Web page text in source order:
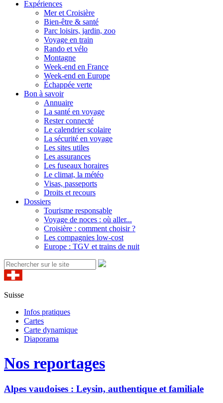
Expériences
Mer et Croisière
Bien-être & santé
Parc loisirs, jardin, zoo
Voyage en train
Rando et vélo
Montagne
Week-end en France
Week-end en Europe
Échappée verte
Bon à savoir
Annuaire
La santé en voyage
Rester connecté
Le calendrier scolaire
La sécurité en voyage
Les sites utiles
Les assurances
Les fuseaux horaires
Le climat, la météo
Visas, passeports
Droits et recours
Dossiers
Tourisme responsable
Voyage de noces : où aller...
Croisière : comment choisir ?
Les compagnies low-cost
Europe : TGV et trains de nuit
Suisse
Infos pratiques
Cartes
Carte dynamique
Diaporama
Nos reportages
Alpes vaudoises : Leysin, authentique et familiale